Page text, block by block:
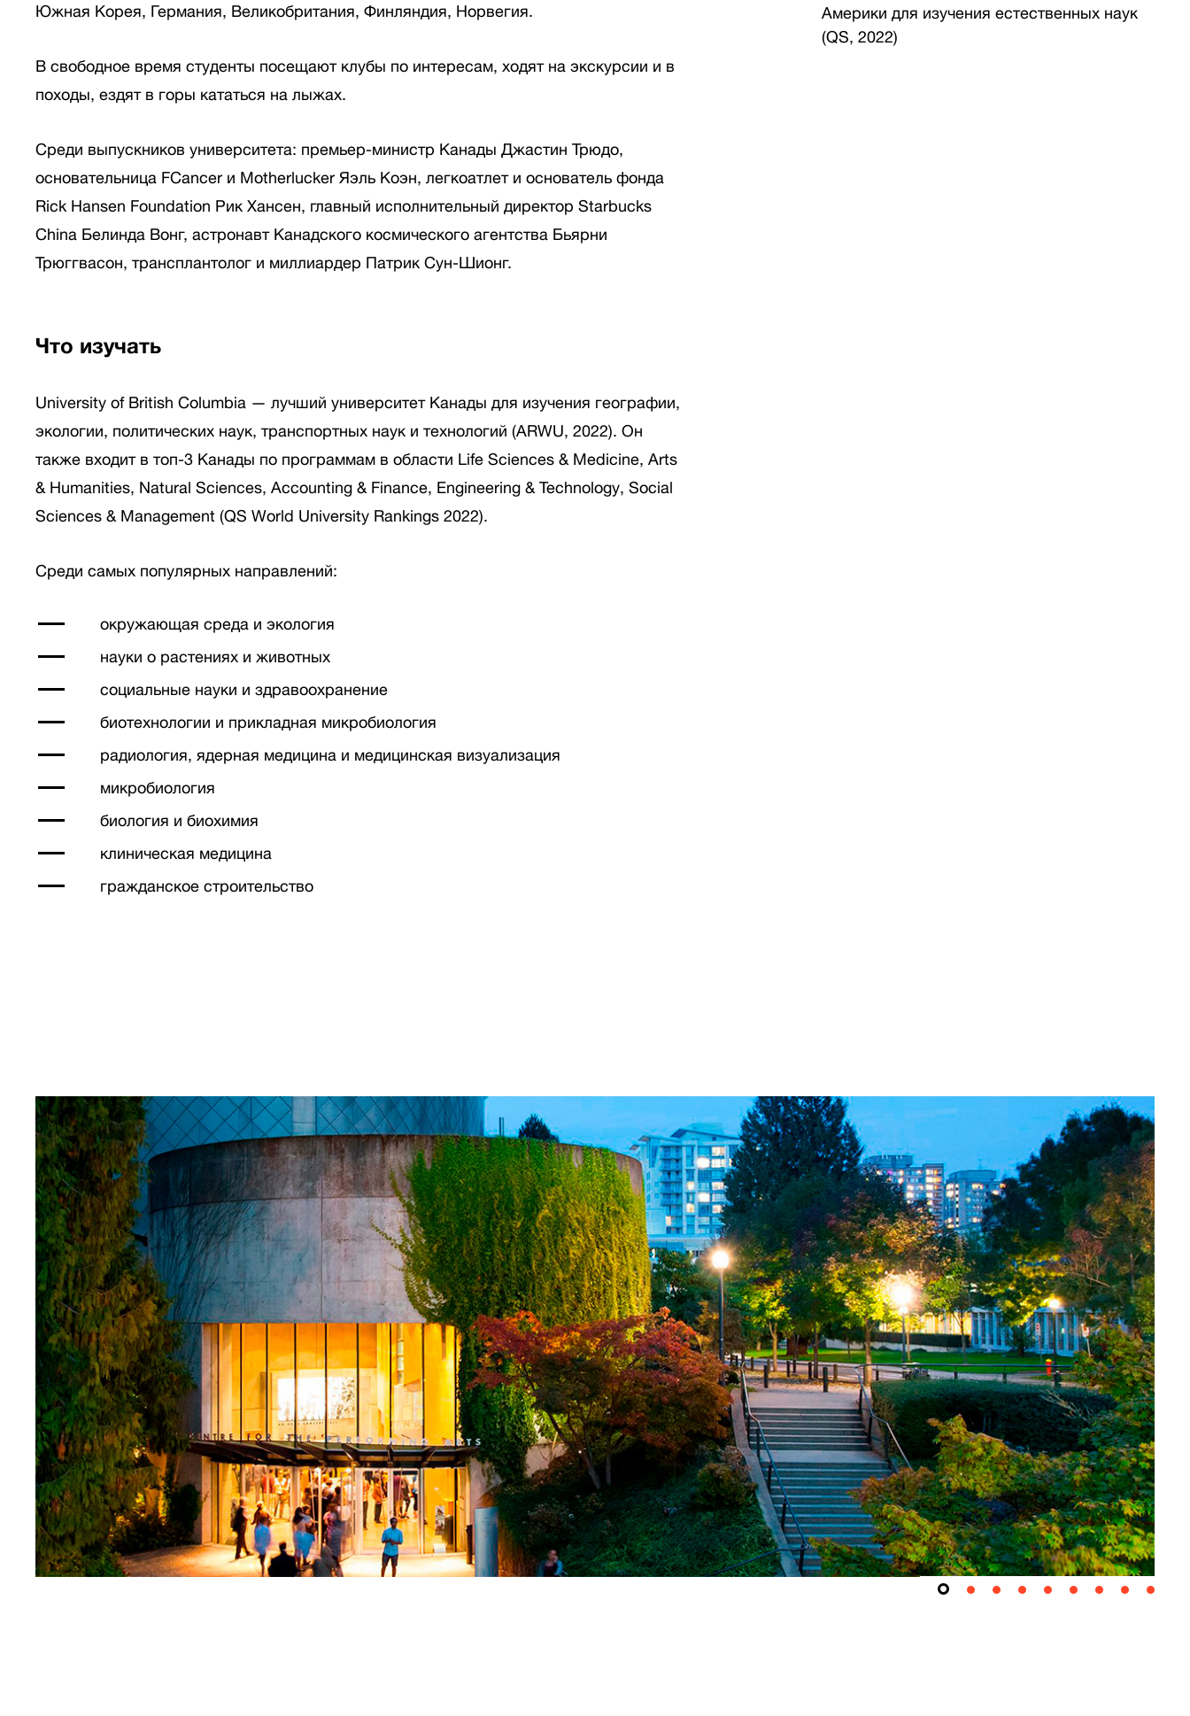
Южная Корея, Германия, Великобритания, Финляндия, Норвегия.
В свободное время студенты посещают клубы по интересам, ходят на экскурсии и в
походы, ездят в горы кататься на лыжах.
Среди выпускников университета: премьер-министр Канады Джастин Трюдо,
основательница FCancer и Motherlucker Яэль Коэн, легкоатлет и основатель фонда
Rick Hansen Foundation Рик Хансен, главный исполнительный директор Starbucks
China Белинда Вонг, астронавт Канадского космического агентства Бьярни
Трюггвасон, трансплантолог и миллиардер Патрик Сун-Шионг.
Что изучать
University of British Columbia — лучший университет Канады для изучения географии,
экологии, политических наук, транспортных наук и технологий (ARWU, 2022). Он
также входит в топ-3 Канады по программам в области Life Sciences & Medicine, Arts
& Humanities, Natural Sciences, Accounting & Finance, Engineering & Technology, Social
Sciences & Management (QS World University Rankings 2022).
Среди самых популярных направлений:
окружающая среда и экология
науки о растениях и животных
социальные науки и здравоохранение
биотехнологии и прикладная микробиология
радиология, ядерная медицина и медицинская визуализация
микробиология
биология и биохимия
клиническая медицина
гражданское строительство
Америки для изучения естественных наук
(QS, 2022)